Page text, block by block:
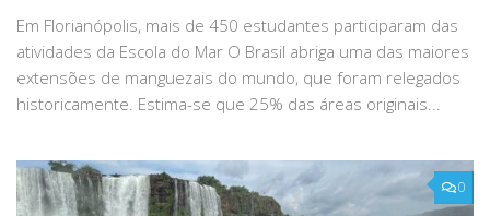
Em Florianópolis, mais de 450 estudantes participaram das
atividades da Escola do Mar O Brasil abriga uma das maiores
extensões de manguezais do mundo, que foram relegados
historicamente. Estima-se que 25% das áreas originais...
0